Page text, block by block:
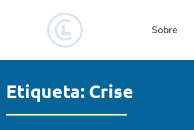
Sobre
Etiqueta: Crise